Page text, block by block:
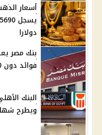
دولارا
بنك مصر
فوائد دون 10 آلاف وغرامة تحت 3 آلاف
البنك
ويطرح شهادة